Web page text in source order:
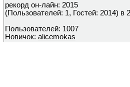
рекорд он-лайн: 2015
(Пользователей: 1, Гостей: 2014) в
Пользователей: 1007
Новичок: alicemokas